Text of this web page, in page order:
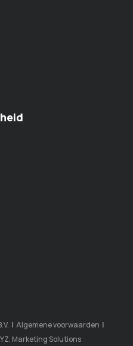
|Algemene voorwaarden |
Marketing Solutions